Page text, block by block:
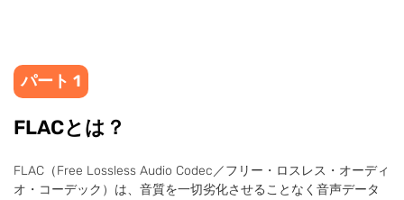
パート 1
FLACとは？
FLAC（Free Lossless Audio Codec／フリー・ロスレス・オーディ
オ・コーデック）は、音質を一切劣化させることなく音声データ